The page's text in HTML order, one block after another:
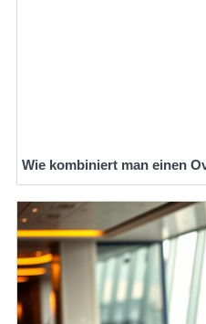
Wie kombiniert man einen